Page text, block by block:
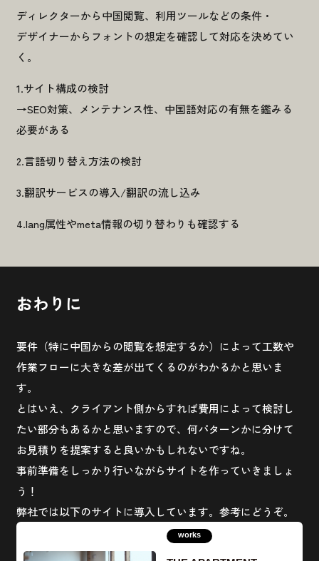
“足りてる”Webワイヤーフレームを作って、無駄を減らそう
#コミュニケーション設計
ディレクターから中国閲覧、利用ツールなどの条件・
デザイナーからフォントの想定を確認して対応を決めてい
く。
1.サイト構成の検討
→SEO対策、メンテナンス性、中国語対応の有無を鑑みる
必要がある
2.言語切り替え方法の検討
3.翻訳サービスの導入/翻訳の流し込み
4.lang属性やmeta情報の切り替わりも確認する
おわりに
要件（特に中国からの閲覧を想定するか）によって工数や
作業フローに大きな差が出てくるのがわかるかと思いま
す。
とはいえ、クライアント側からすれば費用によって検討し
たい部分もあるかと思いますので、何パターンかに分けて
お見積りを提案すると良いかもしれないですね。
事前準備をしっかり行いながらサイトを作っていきましょ
う！
弊社では以下のサイトに導入しています。参考にどうぞ。